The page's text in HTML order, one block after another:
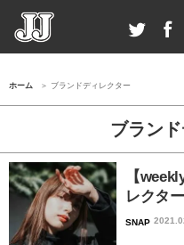
ホーム ブランドディレクター
ブラン
【
レクタ
SNAP